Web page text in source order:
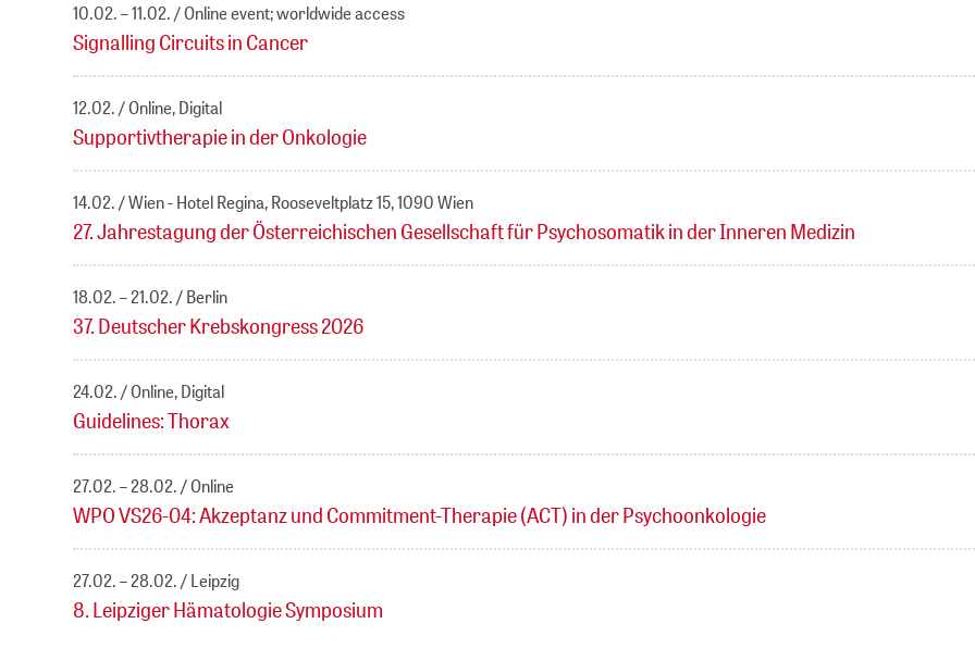
10.02. – 11.02. Online event; worldwide access
Signalling Circuits in Cancer
12.02. Online, Digital
Supportivtherapie in der Onkologie
14.02. Wien - Hotel Regina, Rooseveltplatz 15, 1090 Wien
27. Jahrestagung der Österreichischen Gesellschaft für Psychosomatik in der Inneren Medizin
18.02. – 21.02. Berlin
37. Deutscher Krebskongress 2026
24.02. Online, Digital
Guidelines: Thorax
27.02. – 28.02. Online
WPO VS26-04: Akzeptanz und Commitment-Therapie (ACT) in der Psychoonkologie
27.02. – 28.02. Leipzig
8. Leipziger Hämatologie Symposium